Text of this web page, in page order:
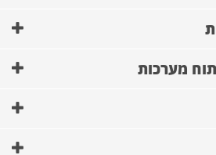
מערכות